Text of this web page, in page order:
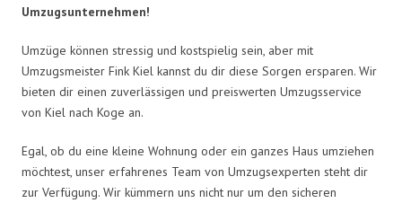
Umzugsunternehmen!
Umzüge können stressig und kostspielig sein, aber mit
Umzugsmeister Fink Kiel kannst du dir diese Sorgen ersparen. Wir
bieten dir einen zuverlässigen und preiswerten Umzugsservice
von Kiel nach Koge an.
Egal, ob du eine kleine Wohnung oder ein ganzes Haus umziehen
möchtest, unser erfahrenes Team von Umzugsexperten steht dir
zur Verfügung. Wir kümmern uns nicht nur um den sicheren